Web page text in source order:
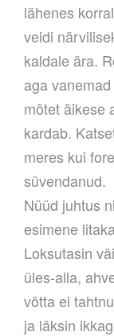
lähenes
veidi
kaldale ära.
aga
mõtet äikese
kardab.
meres kui
süvendanud.
Nüüd juhtus
esimene
Loksutasin
üles-alla,
võtta ei
ja läksin